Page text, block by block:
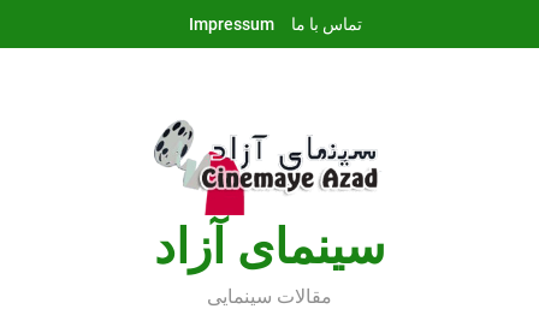
تماس با ما Impressum
سينماى آزاد
مقالات سينمايى